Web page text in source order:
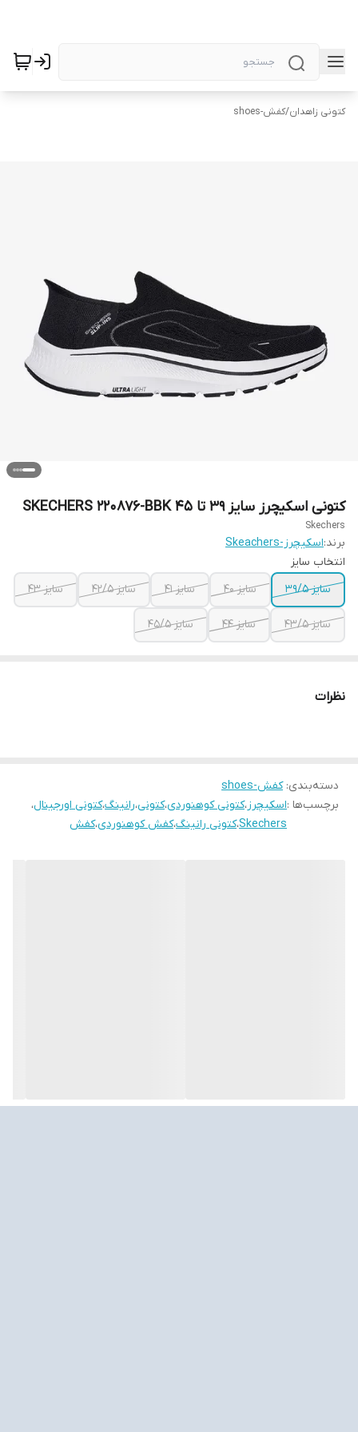
کتونی زاهدان/کفش-shoes
کتونی اسکیچرز سایز ۳۹ تا ۴۵ SKECHERS 220876-BBK
Skechers
برند:اسکیچرز-Skeachers
انتخاب سایز
سایز ۳۹/۵
سایز ۴۰ سایز ۴۱ سایز ۴۲/۵ سایز ۴۳
سایز ۴۳/۵ سایز ۴۴ سایز ۴۵/۵
نظرات
دسته‌بندی:کفش-shoes
برچسب‌ها :اسکیچرز،کتونی کوهنوردی،کتونی،رانینگ،کتونی اورجینال،
Skechers،کتونی رانینگ،کفش کوهنوردی،کفش